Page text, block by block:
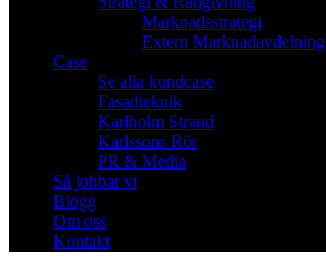
Marknadsstrategi
Extern Marknadavdelning
Case
Se alla kundcase
Fasadteknik
Karlholm Strand
Karlssons Rör
PR & Media
Så jobbar vi
Blogg
Om oss
Kontakt